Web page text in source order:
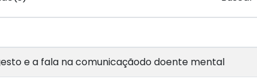
e a fala na comunicaçãodo doente mental